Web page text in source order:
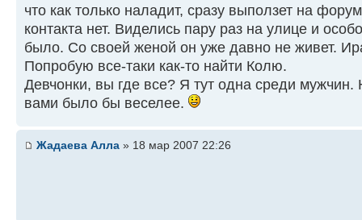
что как только наладит, сразу выползет на
контакта нет. Виделись пару раз на улице и
было. Со своей женой он уже давно не живет.
Попробую все-таки как-то найти Колю.
Девчонки, вы где все? Я тут одна среди
вами было бы веселее.
Жадаева Алла » 18 мар 2007 22:26